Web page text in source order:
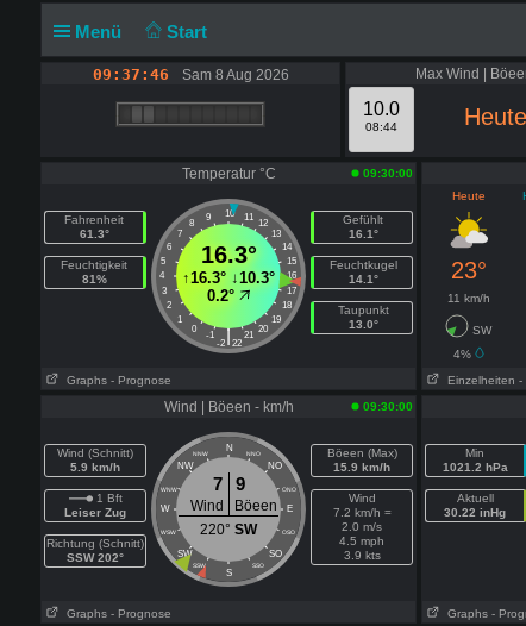
Menü Start
09:37:47 Sam 8 Aug 2026 Max Wind |
10.0
08:44 Heute
Temperatur °C 09:30:00
Fahrenheit
61.3°
Feuchtigkeit
81%
10
9 11
8
12
7
13
6
14
5
15
4
16
3
17
2
18
1
19
0
20
-1 21
|
-2 22
16.3°
↑16.3° ↓10.3°
0.2°
Gefühlt
16.1°
Feuchtkugel
14.1°
Taupunkt
13.0°
Graphs - Prognose
Heute
23°
11 km/h
SW
4%
Einzelheiten -
Wind | Böeen - km/h 09:30:00
Wind (Schnitt)
5.9 km/h
1 Bft
Leiser Zug
Richtung (Schnitt)
SSW 202°
N
NNW NNO
NW NO
WNW ONO
W E
WSW OSO
SW SO
SSW SSO
S
7 9
Wind
Böeen
220° SW
Böeen (Max)
15.9 km/h
Wind
7.2 km/h =
2.0 m/s
4.5 mph
3.9 kts
Graphs - Prognose
Min
1021.2 hPa
Aktuell
30.22 inHg
Graphs -